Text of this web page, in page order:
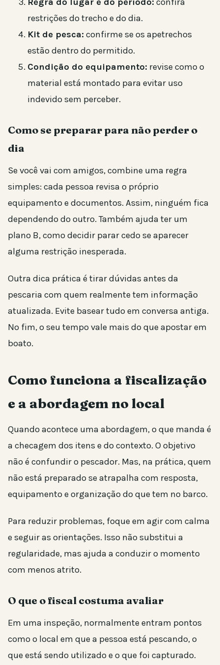
restrições do trecho e do dia.
Kit de pesca: confirme se os apetrechos
estão dentro do permitido.
Condição do equipamento: revise como o
material está montado para evitar uso
indevido sem perceber.
Como se preparar para não perder o
dia
Se você vai com amigos, combine uma regra
simples: cada pessoa revisa o próprio
equipamento e documentos. Assim, ninguém fica
dependendo do outro. Também ajuda ter um
plano B, como decidir parar cedo se aparecer
alguma restrição inesperada.
Outra dica prática é tirar dúvidas antes da
pescaria com quem realmente tem informação
atualizada. Evite basear tudo em conversa antiga.
No fim, o seu tempo vale mais do que apostar em
boato.
Como funciona a fiscalização
e a abordagem no local
Quando acontece uma abordagem, o que manda é
a checagem dos itens e do contexto. O objetivo
não é confundir o pescador. Mas, na prática, quem
não está preparado se atrapalha com resposta,
equipamento e organização do que tem no barco.
Para reduzir problemas, foque em agir com calma
e seguir as orientações. Isso não substitui a
regularidade, mas ajuda a conduzir o momento
com menos atrito.
O que o fiscal costuma avaliar
Em uma inspeção, normalmente entram pontos
como o local em que a pessoa está pescando, o
que está sendo utilizado e o que foi capturado.